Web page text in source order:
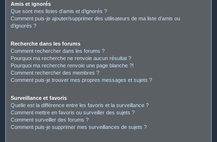
Amis et ignorés
Que sont mes listes d’amis et d’ignorés ?
Comment puis-je ajouter/supprimer des utilisateurs de ma liste d’amis ou
d’ignorés ?
Recherche dans les forums
Comment rechercher dans les forums ?
Pourquoi ma recherche ne renvoie aucun résultat ?
Pourquoi ma recherche renvoie une page blanche ?!
Comment rechercher des membres ?
Comment puis-je trouver mes propres messages et sujets ?
Surveillance et favoris
Quelle est la différence entre les favoris et la surveillance ?
Comment mettre en favoris ou surveiller des sujets ?
Comment surveiller des forums ?
Comment puis-je supprimer mes surveillances de sujets ?